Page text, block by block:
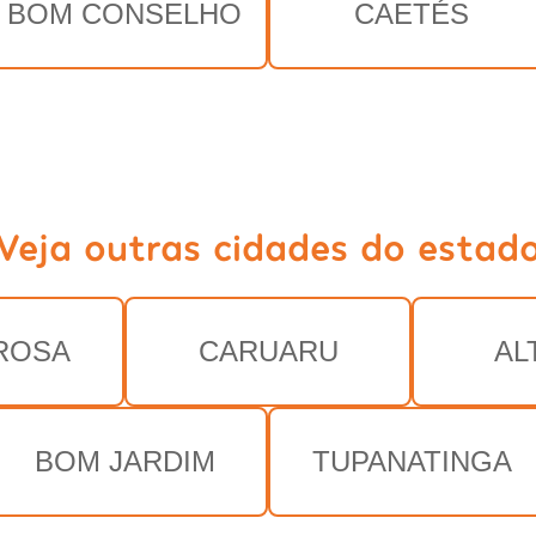
BOM CONSELHO CAETÉS
outras cidades do
CARUARU
BOM JARDIM TUPANATINGA